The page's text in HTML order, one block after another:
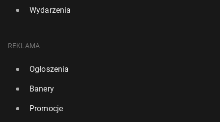
Wydarzenia
REKLAMA
Ogłoszenia
Banery
Promocje